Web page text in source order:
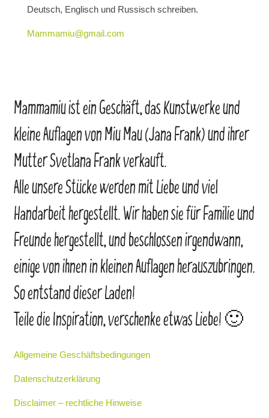
Deutsch, Englisch und Russisch schreiben.
Mammamiu@gmail.com
Mammamiu ist ein Geschäft, das Kunstwerke und
kleine Auflagen von Miu Mau (Jana Frank) und ihrer
Mutter Svetlana Frank verkauft.
Alle unsere Stücke werden mit Liebe und viel
Handarbeit hergestellt. Wir haben sie für Familie und
Freunde hergestellt, und beschlossen irgendwann,
einige von ihnen in kleinen Auflagen herauszubringen.
So entstand dieser Laden!
Teile die Inspiration, verschenke etwas Liebe! 🙂
Allgemeine Geschäftsbedingungen
Datenschutzerklärung
Disclaimer – rechtliche Hinweise